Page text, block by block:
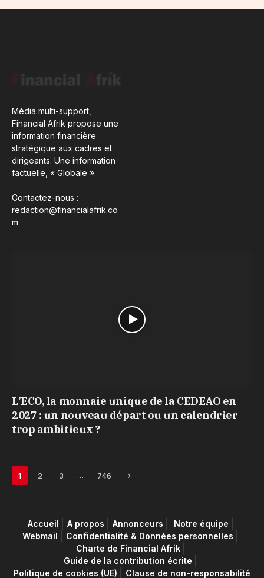
Média multi-support,
Financial Afrik propose une
information financière
stratégique aux cadres et
dirigeants. Une information
factuelle, « Globale ».
Contactez-nous :
redaction@financialafrik.co
m
L’ECO, la monnaie unique de la CEDEAO en
2027 : un nouveau départ ou un calendrier
trop ambitieux ?
1 2 3 … 746 Next
Accueil A propos Annonceurs
Notre équipe
Webmail
Confidentialité & Données personnelles
Charte de Financial Afrik
Guide de la contribution écrite
Politique de cookies (UE)
Clause de non-responsabilité